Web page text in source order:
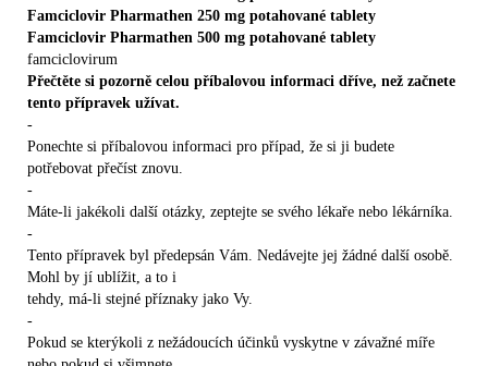
Famciclovir Pharmathen 250 mg potahované tablety
Famciclovir Pharmathen 500 mg potahované tablety
famciclovirum
Přečtěte si pozorně celou příbalovou informaci dříve, než začnete
tento přípravek užívat.
-
Ponechte si příbalovou informaci pro případ, že si ji budete
potřebovat přečíst znovu.
-
Máte-li jakékoli další otázky, zeptejte se svého lékaře nebo lékárníka.
-
Tento přípravek byl předepsán Vám. Nedávejte jej žádné další osobě.
Mohl by jí ublížit, a to i
tehdy, má-li stejné příznaky jako Vy.
-
Pokud se kterýkoli z nežádoucích účinků vyskytne v závažné míře